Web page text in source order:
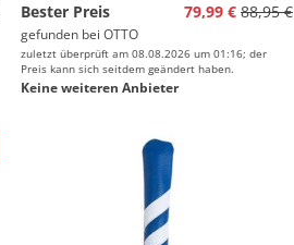
Bester Preis
79,99 € 88,95 €
gefunden bei OTTO
zuletzt überprüft am 08.08.2026 um 01:16; der
Preis kann sich seitdem geändert haben.
Keine weiteren Anbieter